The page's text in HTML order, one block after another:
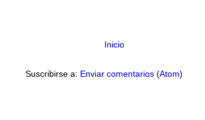
Inicio
Suscribirse a: Enviar comentarios (Atom)